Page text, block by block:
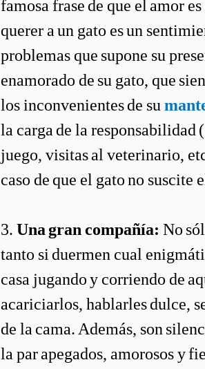
famosa frase de que el amor
querer a un gato es un
problemas que supone su
enamorado de su gato, que
los inconvenientes de su
la carga de la responsabilidad
juego, visitas al veterinario,
caso de que el gato no
3. Una gran compañía: No
tanto si duermen cual
casa jugando y corriendo de
acariciarlos, hablarles dulce,
de la cama. Además, son
la par apegados, amorosos y